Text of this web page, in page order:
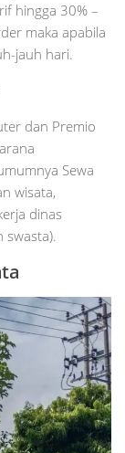
hingga 30% –
maka apabila
jauh hari.
dan Premio
Sewa
wisata,
dinas
swasta).